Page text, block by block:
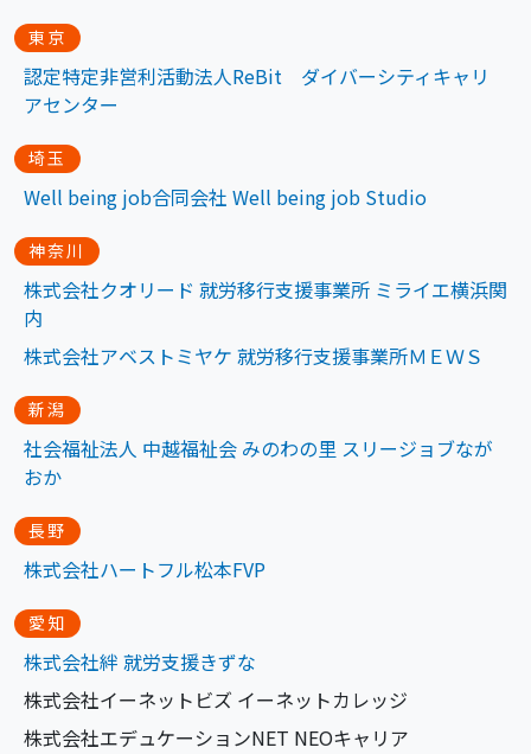
東京
認定特定非営利活動法人ReBit ダイバーシティキャリ
アセンター
埼玉
Well being job合同会社 Well being job Studio
神奈川
株式会社クオリード 就労移行支援事業所 ミライエ横浜関
内
株式会社アベストミヤケ 就労移行支援事業所ＭＥＷＳ
新潟
社会福祉法人 中越福祉会 みのわの里 スリージョブなが
おか
長野
株式会社ハートフル松本FVP
愛知
株式会社絆 就労支援きずな
株式会社イーネットビズ イーネットカレッジ
株式会社エデュケーションNET NEOキャリア